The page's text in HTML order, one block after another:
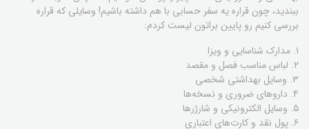
ببندید، چون قراره یه سفر حسابی با هم داشته باشیم! وسایلی که قراره
بررسی کنیم رو پایین براتون لیست کردم:
۱. مدارک شناسایی و ویزا
۲. لباس مناسب فصل و مقصد
۳. وسایل بهداشتی شخصی
۴. داروهای ضروری و نسخه‌ها
۵. وسایل الکترونیکی و شارژرها
۶. پول نقد و کارت‌های اعتباری